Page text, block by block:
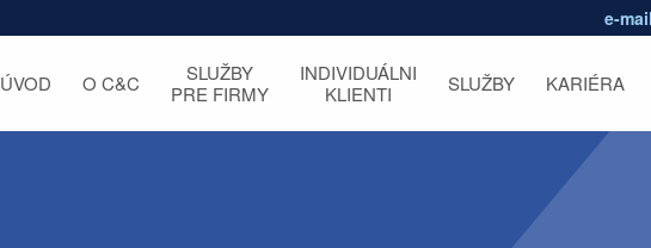
e-
ÚVOD O C&C
SLUŽBY
PRE FIRMY
INDIVIDUÁLNI
KLIENTI
SLUŽBY KARIÉRA